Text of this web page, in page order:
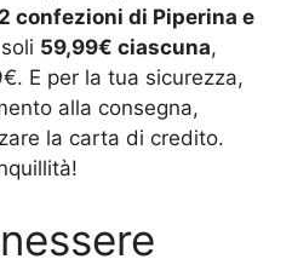
2 confezioni di Piperina e
59,99€ ciascuna,
E per la tua sicurezza,
alla consegna,
la carta di credito.